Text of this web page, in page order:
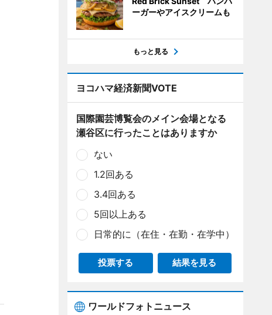
ーガーやアイスクリームも
もっと見る
ヨコハマ経済新聞VOTE
国際園芸博覧会のメイン会場となる
瀬谷区に行ったことはありますか
ない
1.2回ある
3.4回ある
5回以上ある
日常的に（在住・在勤・在学中）
投票する 結果を見る
ワールドフォトニュース